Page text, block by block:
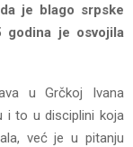
je blago srpske
godina je osvojila
u Grčkoj Ivana
i to u disciplini koja
već je u pitanju